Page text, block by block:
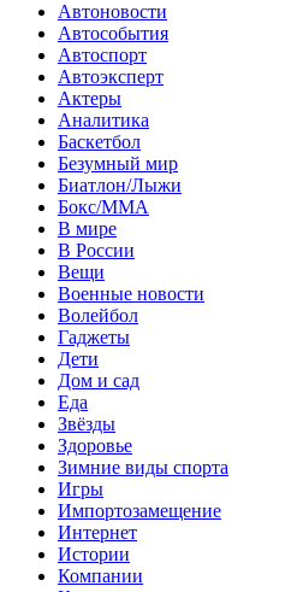
Автоновости
Автособытия
Автоспорт
Автоэксперт
Актеры
Аналитика
Баскетбол
Безумный мир
Биатлон/Лыжи
Бокс/MMA
В мире
В России
Вещи
Военные новости
Волейбол
Гаджеты
Дети
Дом и сад
Еда
Звёзды
Здоровье
Зимние виды спорта
Игры
Импортозамещение
Интернет
Истории
Компании